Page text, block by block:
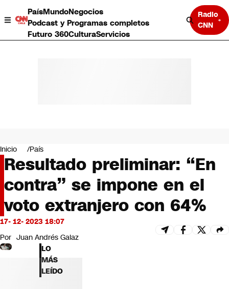
PaísMundoNegocios
Podcast y Programas completos
Futuro 360CulturaServicios
Radio
CNN
Negocios
Deportes
Programas completos
Cultura
Servicios
Bits
CNN tiempo
Futuro 360
Opinión
Inicio País
Resultado preliminar: “En
contra” se impone en el
voto extranjero con 64%
17- 12- 2023 18:07
Por Juan Andrés Galaz
LO
MÁS
LEÍDO